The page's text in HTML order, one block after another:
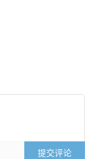
提交评论